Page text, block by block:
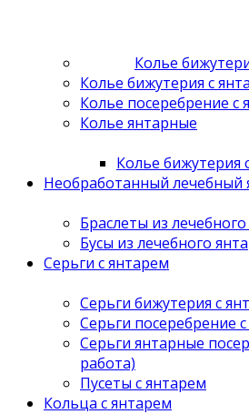
Колье
Колье бижутерия с
Колье посеребрение с
Колье янтарные
Колье бижутерия
Необработанный лечебный
Браслеты из
Бусы из лечебного
Серьги с янтарем
Серьги бижутерия с
Серьги посеребрение
Серьги янтарные
работа)
Пусеты с янтарем
Кольца с янтарем